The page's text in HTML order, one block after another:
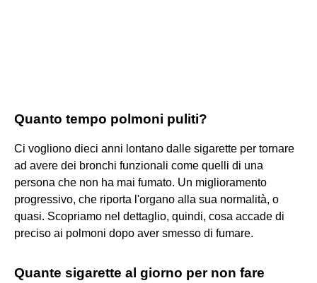
Quanto tempo polmoni puliti?
Ci vogliono dieci anni lontano dalle sigarette per tornare
ad avere dei bronchi funzionali come quelli di una
persona che non ha mai fumato. Un miglioramento
progressivo, che riporta l'organo alla sua normalità, o
quasi. Scopriamo nel dettaglio, quindi, cosa accade di
preciso ai polmoni dopo aver smesso di fumare.
Quante sigarette al giorno per non fare